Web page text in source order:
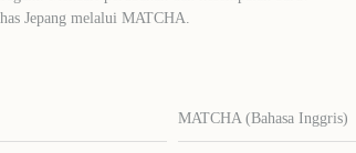
Jepang melalui MATCHA.
MATCHA (Bahasa Inggris)